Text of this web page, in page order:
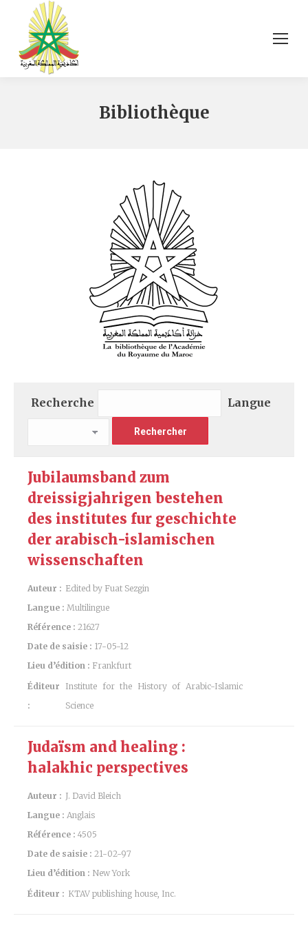
Bibliothèque
Recherche Langue
Jubilaumsband zum
dreissigjahrigen bestehen
des institutes fur geschichte
der arabisch-islamischen
wissenschaften
Auteur : Edited by Fuat Sezgin
Langue : Multilingue
Référence : 21627
Date de saisie : 17-05-12
Lieu d’édition : Frankfurt
Éditeur
:
Institute for the History of Arabic-Islamic
Science
Judaïsm and healing :
halakhic perspectives
Auteur : J. David Bleich
Langue : Anglais
Référence : 4505
Date de saisie : 21-02-97
Lieu d’édition : New York
Éditeur : KTAV publishing house, Inc.